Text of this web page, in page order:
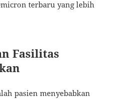
terbaru yang lebih
Fasilitas
pasien menyebabkan